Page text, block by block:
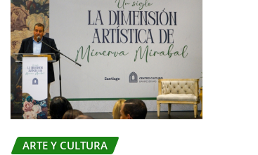
ARTE Y CULTURA